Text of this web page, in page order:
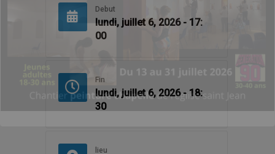
Debut
lundi, juillet 6, 2026 - 17:
00
Fin
lundi, juillet 6, 2026 - 18:
30
lieu